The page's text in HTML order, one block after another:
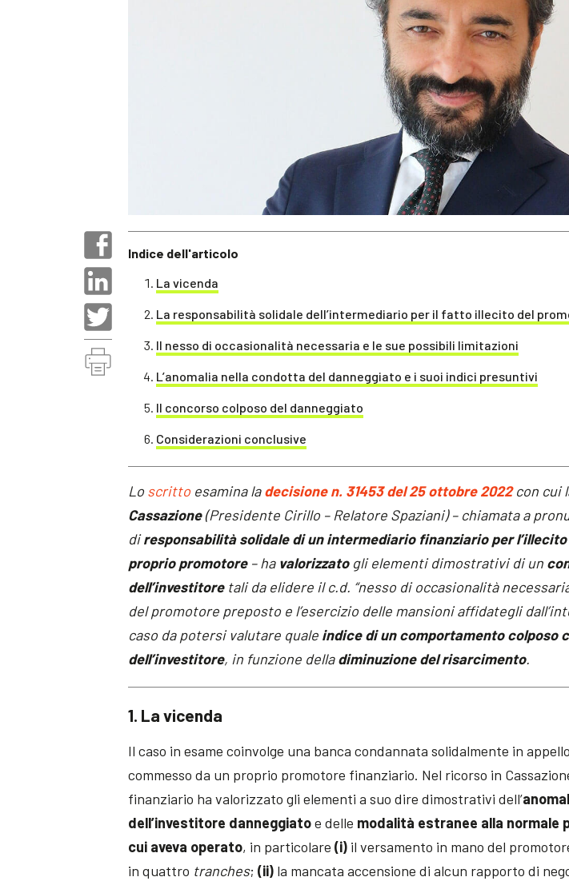
Indice dell'articolo
La vicenda
La responsabilità solidale dell’intermediario per il fatto illecito del
Il nesso di occasionalità necessaria e le sue possibili limitazioni
L’anomalia nella condotta del danneggiato e i suoi indici presuntivi
Il concorso colposo del danneggiato
Considerazioni conclusive
Lo scritto esamina ladecisione n. 31453 del 25 ottobre 2022con cui
Cassazione(Presidente Cirillo – Relatore Spaziani) – chiamata a
diresponsabilità solidale di un intermediario finanziario per l’illecito
proprio promotore– ha valorizzatogli elementi dimostrativi di un
dell’investitoretali da elidere il c.d. “nesso di occasionalità
del promotore preposto e l’esercizio delle mansioni affidategli
caso da potersi valutare quale indice di un comportamento colposo
dell’investitore, in funzione delladiminuzione del risarcimento.
1. La vicenda
Il caso in esame coinvolge una banca condannata solidalmente in
commesso da un proprio promotore finanziario. Nel ricorso in
finanziario ha valorizzato gli elementi a suo dire dimostrativi dell’
dell’investitore danneggiatoe delle modalità estranee alla normale
cui aveva operato, in particolare(i) il versamento in mano del
in quattro tranches; (ii) la mancata accensione di alcun rapporto di